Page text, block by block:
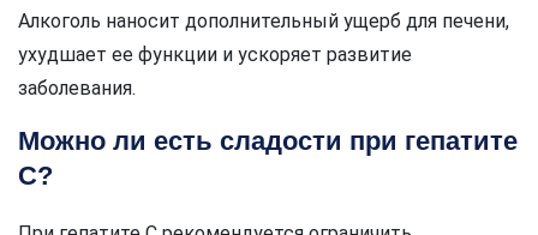
Алкоголь наносит дополнительный ущерб для печени,
ухудшает ее функции и ускоряет развитие
заболевания.
Можно ли есть сладости при гепатите
C?